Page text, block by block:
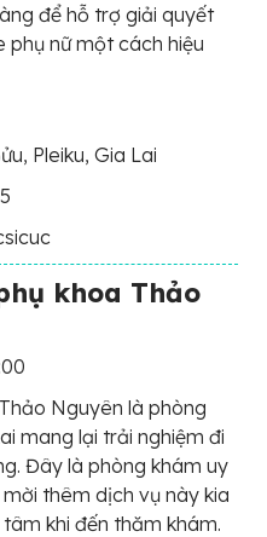
để hỗ trợ giải quyết
phụ nữ một cách hiệu
Pleiku, Gia Lai
khoa Thảo
Nguyên là phòng
mang lại trải nghiệm đi
Đây là phòng khám uy
thêm dịch vụ này kia
khi đến thăm khám.